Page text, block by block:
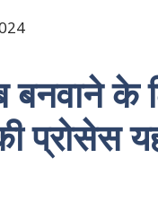
बनवाने के
प्रोसेस